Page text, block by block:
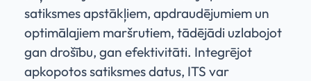
satiksmes apstākļiem, apdraudējumiem un
optimālajiem maršrutiem, tādējādi uzlabojot
gan drošību, gan efektivitāti. Integrējot
apkopotos satiksmes datus, ITS var